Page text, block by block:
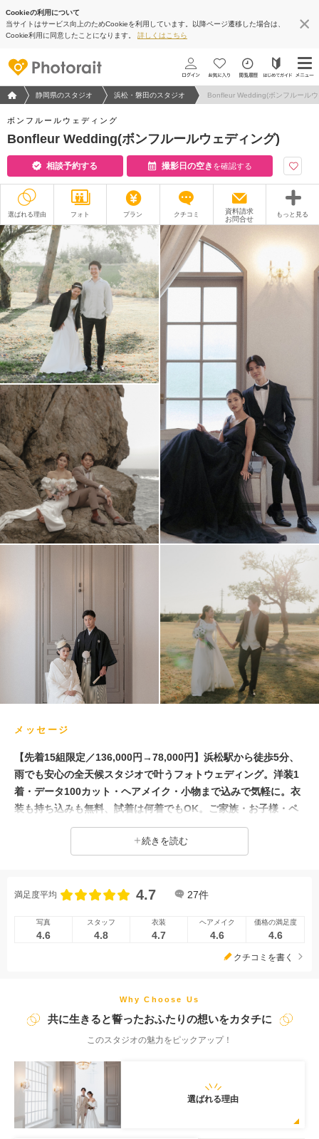
Cookieの利用について
当サイトはサービス向上のためCookieを利用しています。以降ページ遷移した場合は、
Cookie利用に同意したことになります。 詳しくはこちら
フォトウエディング/結婚写真のPhotorait ホーム
静岡県のスタジオ 浜松・磐田のスタジオ Bonfleur Wedding(ボンフルール
ボンフルールウェディング
Bonfleur Wedding(ボンフルールウェディング)
相談予約する 撮影日の空き を確認する
選ばれる理由 フォト プラン クチコミ
資料請求
お問合せ
もっと見る
撮影レポート フォトグラファー
衣装
オプション
アクセス/TEL スタジオトップ
こだわりポイント
海での撮影
歴史的建造物での撮影 チャペルでの撮影
マタニティフォト
豊富な色打掛・着物
豊富なドレス
神社・寺院での撮影 庭園での撮影
子供用の衣装
人気スポットでの撮影
メッセージ
【先着15組限定／136,000円→78,000円】浜松駅から徒歩5分、
雨でも安心の全天候スタジオで叶うフォトウェディング。洋装1
着・データ100カット・ヘアメイク・小物まで込みで気軽に。衣
装も持ち込みも無料、試着は何着でもOK。ご家族・お子様・ペ
ットとの撮影も追加料金なし。スタッフと一緒に進めるので、緊
張せず自然な表情で撮れたと喜ばれています。
続きを読む
満足度平均 4.7 27件
写真
4.6
スタッフ
4.8
衣装
4.7
ヘアメイク
4.6
価格の満足度
4.6
クチコミを書く
Why Choose Us
共に生きると誓ったおふたりの想いをカタチに
このスタジオの魅力をピックアップ！
選ばれる理由